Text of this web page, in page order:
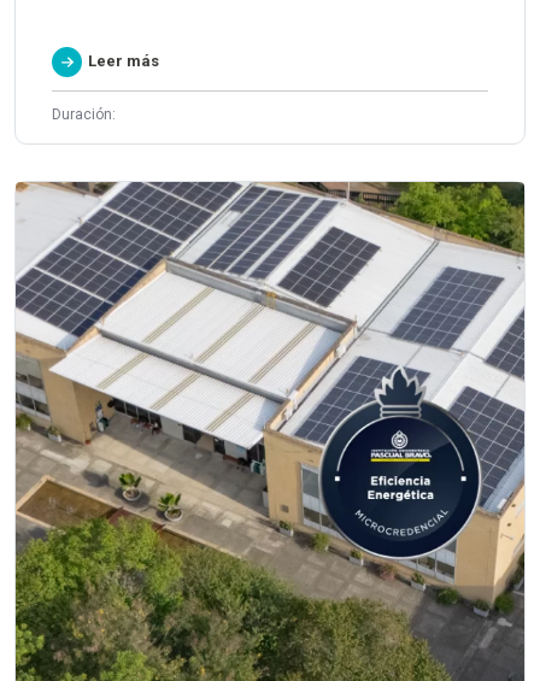
Leer más
Duración: